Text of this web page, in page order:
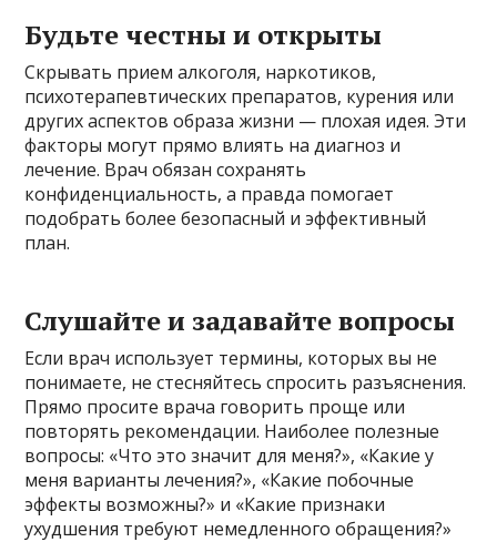
Будьте честны и открыты
Скрывать прием алкоголя, наркотиков,
психотерапевтических препаратов, курения или
других аспектов образа жизни — плохая идея. Эти
факторы могут прямо влиять на диагноз и
лечение. Врач обязан сохранять
конфиденциальность, а правда помогает
подобрать более безопасный и эффективный
план.
Слушайте и задавайте вопросы
Если врач использует термины, которых вы не
понимаете, не стесняйтесь спросить разъяснения.
Прямо просите врача говорить проще или
повторять рекомендации. Наиболее полезные
вопросы: «Что это значит для меня?», «Какие у
меня варианты лечения?», «Какие побочные
эффекты возможны?» и «Какие признаки
ухудшения требуют немедленного обращения?»